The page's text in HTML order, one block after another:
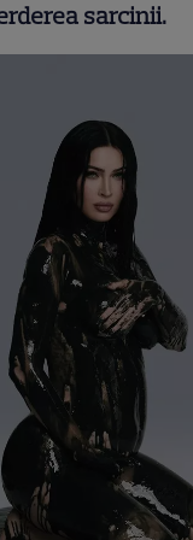
sarcinii.